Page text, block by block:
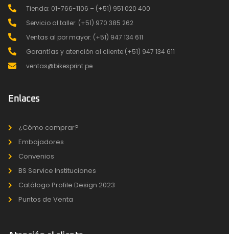
Tienda: 01-766-1106 – (+51) 951 020 400
Servicio al taller: (+51) 970 385 262
Ventas al por mayor: (+51) 947 134 611
Garantías y atención al cliente:(+51) 947 134 611
ventas@bikesprint.pe
Enlaces
¿Cómo comprar?
Embajadores
Convenios
BS Service Instituciones
Catálogo Profile Design 2023
Puntos de Venta